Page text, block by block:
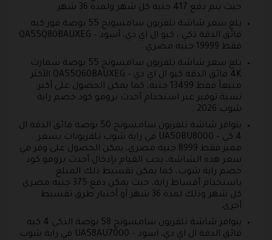
حيث يتم دفع 417 جنيه كل شهر ولمدة 36 شهر.
بلغ سعر شاشة تلفزيون سامسونج 55 بوصة فور كيه
فائق الدقة ذكي ، كيو ال اي دي، أسود – QA55Q80BAUXEG
فقط 19999 جنيه مصري .
بلغ سعر شاشة تلفزيون سامسونج 55 بوصة سمارت
4K فائق الدقة كيو ال اي دي – QA55Q60BAUXEG الأكثر
مبيعاً فقط 13499 جنيه، كما يمكن الحصول على أكبر
نسبة توفير عبر استخدام أحدث برومو كود خصم راية
شوب 2026 .
يتوافر شاشة تلفزيون سامسونج 50 بوصة فائق الدقة ال
4 كي – UA50BU8000 في راية شوب تلفزيونات بسعر
مميز فقط 8999 جنيه مصري، يمكن الحصول على وفر في
سعر هذه الشاشة، يجب القيام بإدخال أحدث برومو كود
خصم راية شوب، كما يمكن تقسيط ذلك المبلغ
باستخدام أقساط راية، حيث يمكن دفع 375 جنيه مصري
كل شهر وذلك لمدة 36 شهر أو أختيار طرق تقسيط
أخرى.
يتوافر شاشة تلفزيون سامسونج 58 بوصة الذكي 4 كيه
فائق الدقة ال اي دي، اسود – UA58AU7000 في راية شوب